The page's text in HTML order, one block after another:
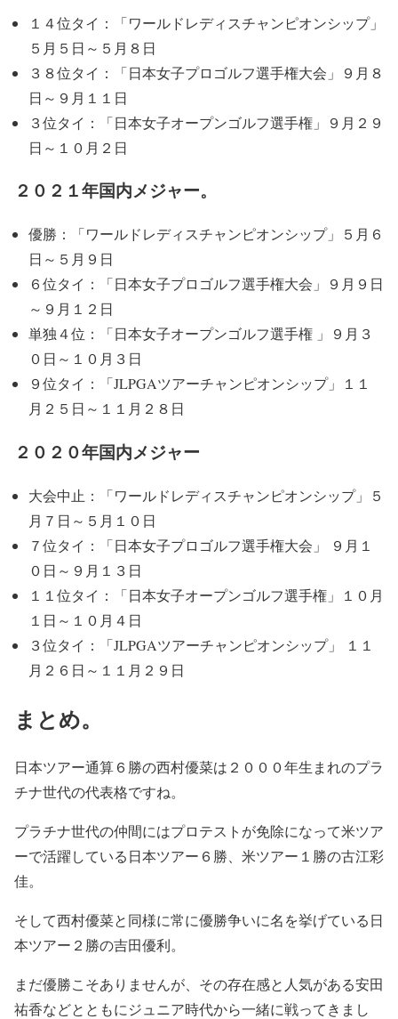
１４位タイ：「ワールドレディスチャンピオンシップ」
５月５日～５月８日
３８位タイ：「日本女子プロゴルフ選手権大会」９月８
日～９月１１日
３位タイ：「日本女子オープンゴルフ選手権」９月２９
日～１０月２日
２０２１年国内メジャー。
優勝：「ワールドレディスチャンピオンシップ」５月６
日～５月９日
６位タイ：「日本女子プロゴルフ選手権大会」９月９日
～９月１２日
単独４位：「日本女子オープンゴルフ選手権 」９月３
０日～１０月３日
９位タイ：「JLPGAツアーチャンピオンシップ」１１
月２５日～１１月２８日
２０２０年国内メジャー
大会中止：「ワールドレディスチャンピオンシップ」５
月７日～５月１０日
７位タイ：「日本女子プロゴルフ選手権大会」 ９月１
０日～９月１３日
１１位タイ：「日本女子オープンゴルフ選手権」１０月
１日～１０月４日
３位タイ：「JLPGAツアーチャンピオンシップ」 １１
月２６日～１１月２９日
まとめ。
日本ツアー通算６勝の西村優菜は２０００年生まれのプラ
チナ世代の代表格ですね。
プラチナ世代の仲間にはプロテストが免除になって米ツア
ーで活躍している日本ツアー６勝、米ツアー１勝の古江彩
佳。
そして西村優菜と同様に常に優勝争いに名を挙げている日
本ツアー２勝の吉田優利。
まだ優勝こそありませんが、その存在感と人気がある安田
祐香などとともにジュニア時代から一緒に戦ってきまし